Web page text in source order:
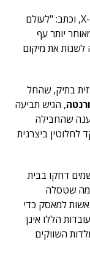
מאסק שיתף את מורת רוחו מהפסיקה בציוץ ב-X, וכתב: "לעולם
יותר עף
את מיקום
בתיק, שהחל
, הגיש תביעה
של מאסק ב-2018, בטענה שהחבילה
ביצרנית
דחקו בבית
מה שטסלה
למאסק כדי
הללו אינן
השווקים